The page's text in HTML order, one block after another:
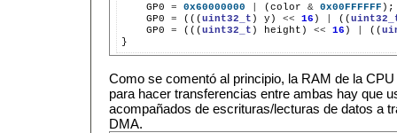
GP0
= 0x60000000 (color & 0x00FFFFFF );
GP0
= (((uint32_t ) y) << 16 ) ((
GP0
= (((uint32_t ) height) << 16 ) ((
Como se comentó al principio, la RAM de la
para hacer transferencias entre ambas hay que
acompañados de escrituras/lecturas de datos a
DMA.